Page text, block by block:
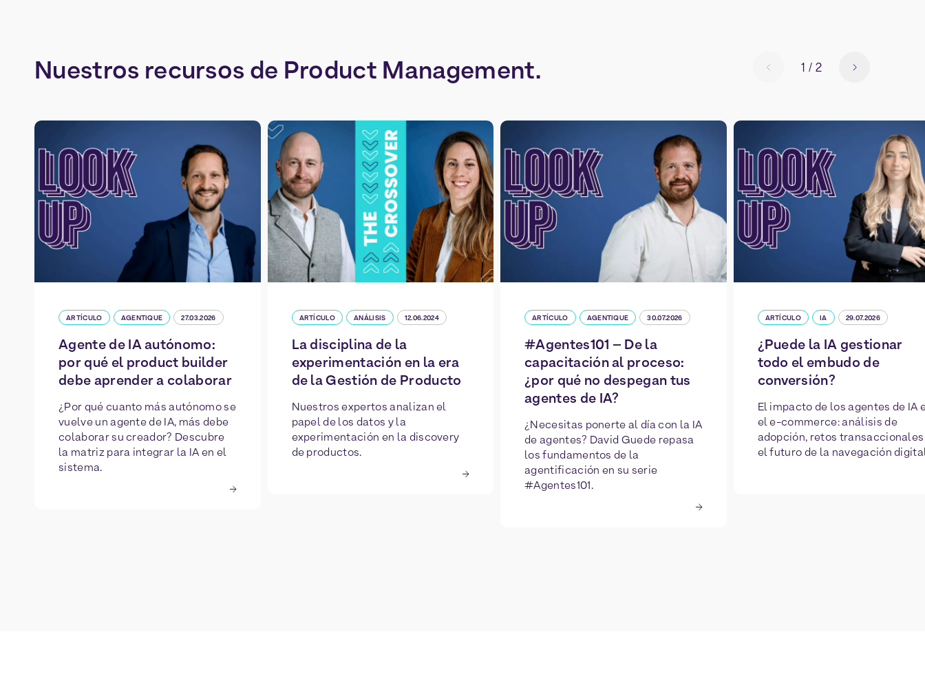
Nuestros recursos de Product Management. 1 / 2
ARTÍCULO AGENTIQUE 27.03.2026
Agente de IA autónomo:
por qué el product builder
debe aprender a colaborar
¿Por qué cuanto más autónomo se
vuelve un agente de IA, más debe
colaborar su creador? Descubre
la matriz para integrar la IA en el
sistema.
ARTÍCULO ANÁLISIS 12.06.2024
La disciplina de la
experimentación en la era
de la Gestión de Producto
Nuestros expertos analizan el
papel de los datos y la
experimentación en la discovery
de productos.
ARTÍCULO AGENTIQUE 30.07.2026
#Agentes101 – De la
capacitación al proceso:
¿por qué no despegan tus
agentes de IA?
¿Necesitas ponerte al día con la IA
de agentes? David Guede repasa
los fundamentos de la
agentificación en su serie
#Agentes101.
ARTÍCULO IA 29.07.2026
¿Puede la IA gestionar
todo el embudo de
conversión?
El impacto de los agentes de IA
el e-commerce: análisis de
adopción, retos transaccionales
el futuro de la navegación